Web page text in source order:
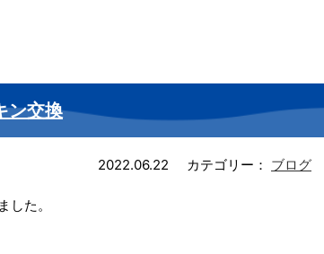
交換
2022.06.22 カテゴリー： ブログ
した。